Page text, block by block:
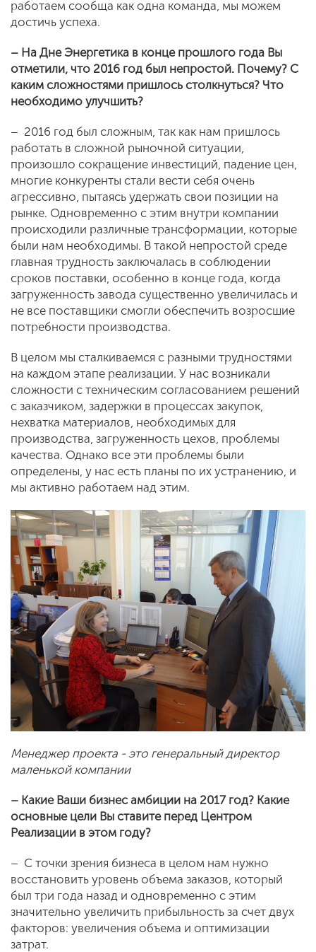
работаем сообща как одна команда, мы можем
достичь успеха.
– На Дне Энергетика в конце прошлого года Вы
отметили, что 2016 год был непростой. Почему? С
каким сложностями пришлось столкнуться? Что
необходимо улучшить?
– 2016 год был сложным, так как нам пришлось
работать в сложной рыночной ситуации,
произошло сокращение инвестиций, падение цен,
многие конкуренты стали вести себя очень
агрессивно, пытаясь удержать свои позиции на
рынке. Одновременно с этим внутри компании
происходили различные трансформации, которые
были нам необходимы. В такой непростой среде
главная трудность заключалась в соблюдении
сроков поставки, особенно в конце года, когда
загруженность завода существенно увеличилась и
не все поставщики смогли обеспечить возросшие
потребности производства.
В целом мы сталкиваемся с разными трудностями
на каждом этапе реализации. У нас возникали
сложности с техническим согласованием решений
с заказчиком, задержки в процессах закупок,
нехватка материалов, необходимых для
производства, загруженность цехов, проблемы
качества. Однако все эти проблемы были
определены, у нас есть планы по их устранению, и
мы активно работаем над этим.
Менеджер проекта - это генеральный директор
маленькой компании
– Какие Ваши бизнес амбиции на 2017 год? Какие
основные цели Вы ставите перед Центром
Реализации в этом году?
– С точки зрения бизнеса в целом нам нужно
восстановить уровень объема заказов, который
был три года назад и одновременно с этим
значительно увеличить прибыльность за счет двух
факторов: увеличения объема и оптимизации
затрат.